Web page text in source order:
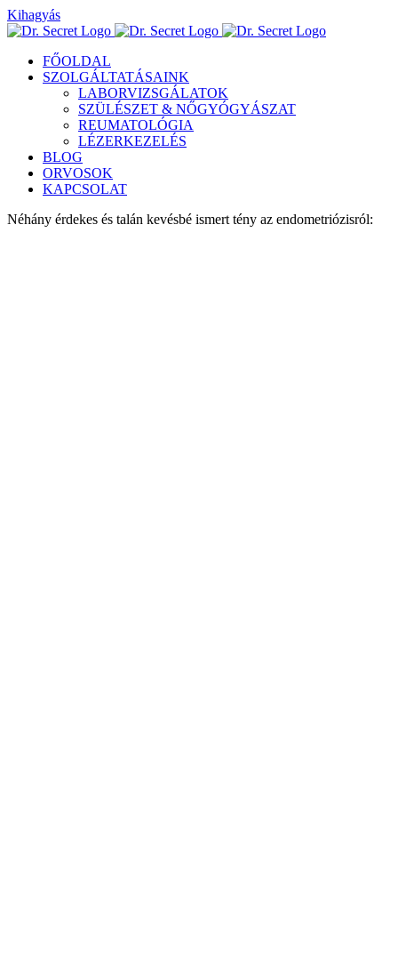
Kihagyás
FŐOLDAL
SZOLGÁLTATÁSAINK
LABORVIZSGÁLATOK
SZÜLÉSZET & NŐGYÓGYÁSZAT
REUMATOLÓGIA
LÉZERKEZELÉS
BLOG
ORVOSOK
KAPCSOLAT
Néhány érdekes és talán kevésbé ismert tény az endometriózisról: